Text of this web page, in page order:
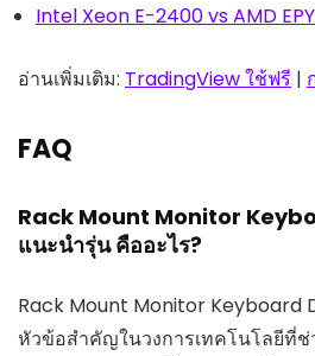
Intel Xeon E-2400 vs AMD
อ่านเพิ่มเติม: TradingView ใช้ฟรี |
FAQ
Rack Mount Monitor
แนะนำรุ่น คืออะไร?
Rack Mount Monitor Keyboard
หัวข้อสำคัญในวงการเทคโนโลยีที่ช่